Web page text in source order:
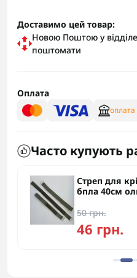
Доставимо цей товар:
Новою Поштою у
поштомати
Оплата
оплата
Часто купують
Стреп для
бпла 40см
50 грн.
46 грн.